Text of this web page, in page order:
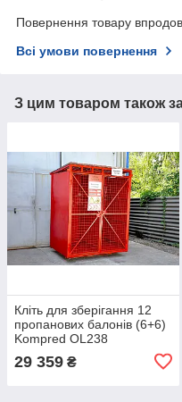
Повернення товару
Всі умови повернення
З цим товаром також
Кліть для зберігання 12
пропанових балонів (6+6)
Kompred OL238
29 359 ₴